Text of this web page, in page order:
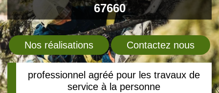
67660
Nos réalisations Contactez nous
professionnel agréé pour les travaux de
service à la personne